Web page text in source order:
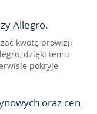
Allegro.
kwotę prowizji
dzięki temu
pokryje
oraz cen